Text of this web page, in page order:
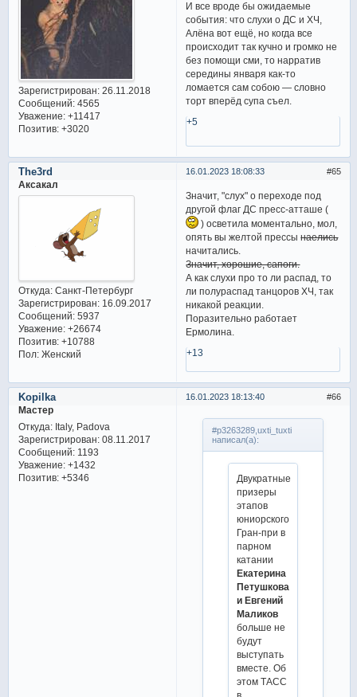
Зарегистрирован: 26.11.2018
Сообщений:4565
Уважение: +11417
Позитив: +3020
И все вроде бы ожидаемые
события: что слухи о ДС и ХЧ,
Алёна вот ещё, но когда все
происходит так кучно и громко не
без помощи сми, то нарратив
середины января как-то
ломается сам собою — словно
торт вперёд супа съел.
+5
65
16.01.2023 18:08:33
The3rd
Аксакал
Откуда:Санкт-Петербург
Зарегистрирован: 16.09.2017
Сообщений:5937
Уважение: +26674
Позитив: +10788
Пол:Женский
Значит, "слух" о переходе под
другой флаг ДС пресс-атташе (
) осветила моментально, мол,
опять вы желтой прессынаелись
начитались.
Значит, хорошие, сапоги.
А как слухи про то ли распад, то
ли полураспад танцоров ХЧ, так
никакой реакции.
Поразительно работает
Ермолина.
+13
66
16.01.2023 18:13:40
Kopilka
Мастер
Откуда:Italy, Padova
Зарегистрирован: 08.11.2017
Сообщений:1193
Уважение: +1432
Позитив: +5346
#p3263289,uxti_tuxti
написал(а):
Двукратные
призеры
этапов
юниорского
Гран-при в
парном
катании
Екатерина
Петушкова
и Евгений
Маликов
больше не
будут
выступать
вместе. Об
этом ТАСС